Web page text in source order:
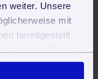
weiter. Unsere
mit
bereitgestellt
zu unseren